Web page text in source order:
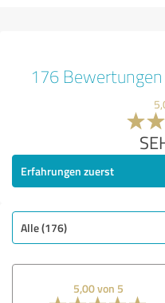
176
Erfahrungen zuerst
Alle (176)
5,00 von 5